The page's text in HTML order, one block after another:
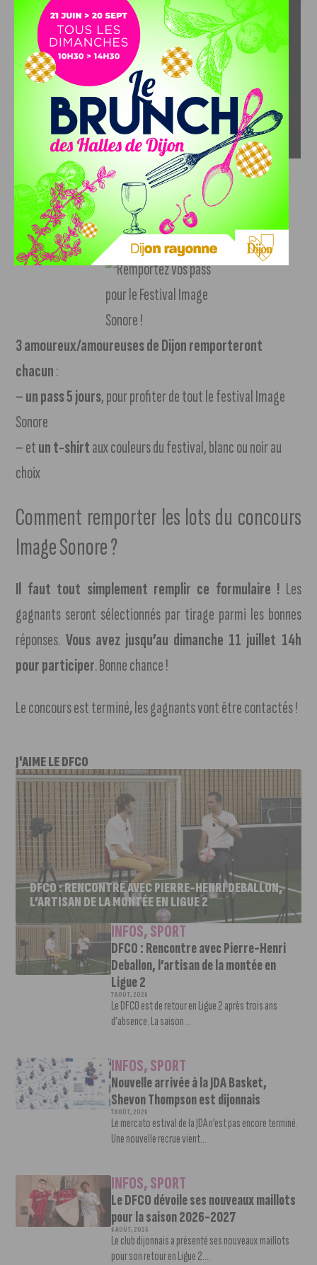
A gagner sur J’Aime Dijon
3 amoureux/amoureuses de Dijon remporteront
chacun:
–un pass 5 jours, pour profiter de tout le festival Image
Sonore
– etun t-shirtaux couleurs du festival, blanc ou noir au
choix
Comment remporter les lots du concours
Image Sonore ?
Il faut tout simplement remplir ce formulaire ! Les
gagnants seront sélectionnés par tirage parmi les bonnes
réponses. Vous avez jusqu’au dimanche 11 juillet 14h
pour participer. Bonne chance !
Le concours est terminé, les gagnants vont être contactés !
J'AIME LE DFCO
DFCO : RENCONTRE AVEC PIERRE-HENRI DEBALLON,
L’ARTISAN DE LA MONTÉE EN LIGUE 2
INFOS,SPORT
DFCO : Rencontre avec Pierre-Henri
Deballon, l’artisan de la montée en
Ligue 2
7 AOÛT, 2026
Le DFCO est de retour en Ligue 2 après trois ans
d’absence. La saison...
INFOS,SPORT
Nouvelle arrivée à la JDA Basket,
Shevon Thompson est dijonnais
7 AOÛT, 2026
Le mercato estival de la JDA n’est pas encore terminé.
Une nouvelle recrue vient...
INFOS,SPORT
Le DFCO dévoile ses nouveaux maillots
pour la saison 2026-2027
6 AOÛT, 2026
Le club dijonnais a présenté ses nouveaux maillots
pour son retour en Ligue 2....